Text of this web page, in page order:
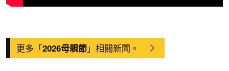
更多「2026母親節」相關新聞。